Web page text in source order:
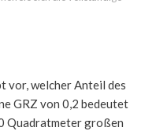
vor, welcher Anteil des
GRZ von 0,2 bedeutet
Quadratmeter großen